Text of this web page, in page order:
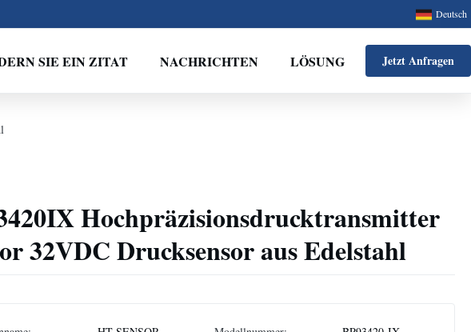
Deutsch
SIE EIN ZITAT NACHRICHTEN LÖSUNG Jetzt Anfragen
Hochpräzisionsdrucktransmitter
32VDC Drucksensor aus Edelstahl